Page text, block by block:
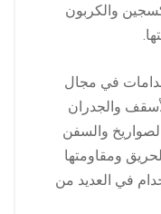
والكربون
في مجال
والجدران
والسفن
ومقاومتها
في العديد من